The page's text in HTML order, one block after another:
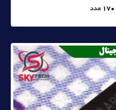
170 عدد